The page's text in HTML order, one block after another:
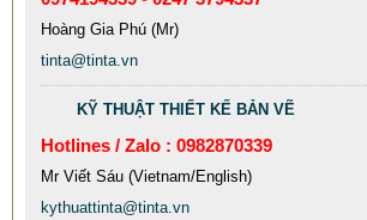
Mẫu: MAU COT CO INOX 304
Hoàng Gia Phú (Mr)
tinta@tinta.vn
KỸ THUẬT THIẾT KẾ BẢN VẼ
Hotlines / Zalo : 0982870339
Mr Viết Sáu (Vietnam/English)
kythuattinta@tinta.vn